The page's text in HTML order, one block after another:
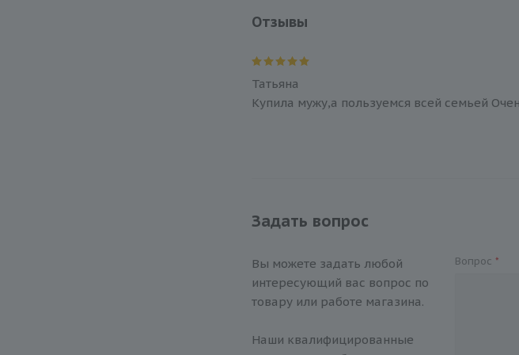
Отзывы
Татьяна
Купила мужу,а пользуемся всей семьей
Задать вопрос
Вы можете задать любой
интересующий вас вопрос по
товару или работе магазина.
Наши квалифицированные
Вопрос *